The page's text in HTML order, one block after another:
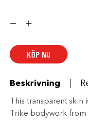
Paint
mängd
KÖP NU
Beskrivning
This transparent
Trike bodywork